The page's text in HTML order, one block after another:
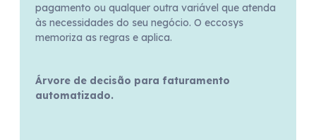
pagamento ou qualquer outra variável que atenda
às necessidades do seu negócio. O eccosys
memoriza as regras e aplica.
Árvore de decisão para faturamento
automatizado.